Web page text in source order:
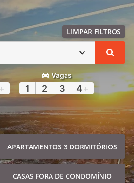
LIMPAR FILTROS
+
Vagas
1 2 3 4 +
APARTAMENTOS 3 DORMITÓRIOS
CASAS FORA DE CONDOMÍNIO